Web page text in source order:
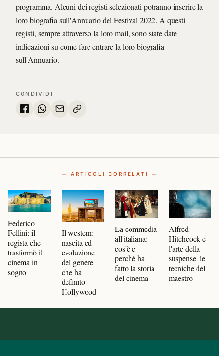
programma. Alcuni dei registi selezionati potranno inserire la
loro biografia sull'Annuario del Festival 2022. A questi
registi, sempre attraverso la loro mail, sono state date
indicazioni su come fare entrare la loro biografia
sull'Annuario.
CONDIVIDI
— ARTICOLI CORRELATI —
Federico
Fellini: il
regista che
trasformò il
cinema in
sogno
Il western:
nascita ed
evoluzione
del genere
che ha
definito
Hollywood
La commedia
all'italiana:
cos'è e
perché ha
fatto la storia
del cinema
Alfred
Hitchcock e
l'arte della
suspense: le
tecniche del
maestro